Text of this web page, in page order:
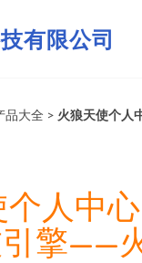
有限公司
品大全 > 火狼天使个人
人中
擎——